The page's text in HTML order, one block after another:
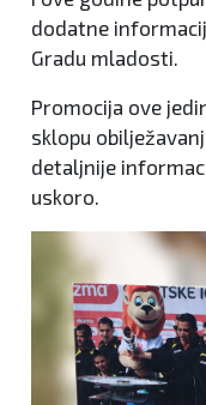
dodatne
Gradu mladosti.
Promocija ove
sklopu
detaljnije
uskoro.